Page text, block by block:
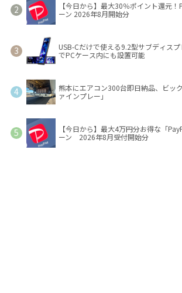
【今日から】最大30％ポイント還元
ーン 2026年8月開始分
USB-Cだけで使える9.2型サブディス
でPCケース内にも設置可能
熊本にエアコン300台即日納品、ビッ
ァインプレー」
【今日から】最大4万円分お得な「
ーン 2026年8月受付開始分